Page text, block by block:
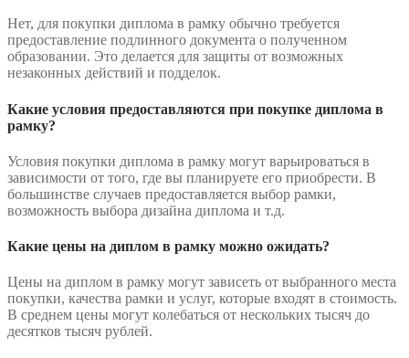
Нет, для покупки диплома в рамку обычно требуется
предоставление подлинного документа о полученном
образовании. Это делается для защиты от возможных
незаконных действий и подделок.
Какие условия предоставляются при покупке диплома в
рамку?
Условия покупки диплома в рамку могут варьироваться в
зависимости от того, где вы планируете его приобрести. В
большинстве случаев предоставляется выбор рамки,
возможность выбора дизайна диплома и т.д.
Какие цены на диплом в рамку можно ожидать?
Цены на диплом в рамку могут зависеть от выбранного места
покупки, качества рамки и услуг, которые входят в стоимость.
В среднем цены могут колебаться от нескольких тысяч до
десятков тысяч рублей.